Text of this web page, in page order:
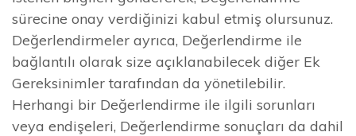
sürecine onay verdiğinizi kabul etmiş olursunuz.
Değerlendirmeler ayrıca, Değerlendirme ile
bağlantılı olarak size açıklanabilecek diğer Ek
Gereksinimler tarafından da yönetilebilir.
Herhangi bir Değerlendirme ile ilgili sorunları
veya endişeleri, Değerlendirme sonuçları da dahil